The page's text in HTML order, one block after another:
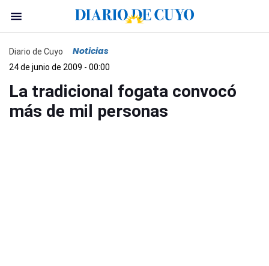
Diario de Cuyo Noticias
24 de junio de 2009 - 00:00
La tradicional fogata convocó
más de mil personas